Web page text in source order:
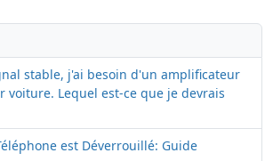
stable, j'ai besoin d'un amplificateur
voiture. Lequel est-ce que je devrais
est Déverrouillé: Guide